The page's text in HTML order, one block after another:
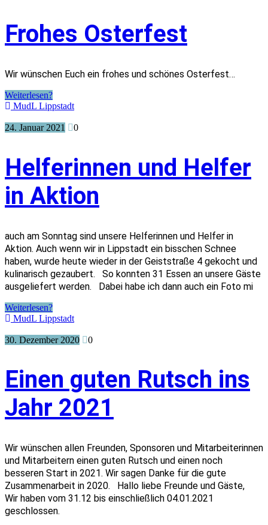
Frohes Osterfest
Wir wünschen Euch ein frohes und schönes Osterfest…
Weiterlesen?
MudL Lippstadt
24. Januar 2021 0
Helferinnen und Helfer
in Aktion
auch am Sonntag sind unsere Helferinnen und Helfer in
Aktion. Auch wenn wir in Lippstadt ein bisschen Schnee
haben, wurde heute wieder in der Geiststraße 4 gekocht und
kulinarisch gezaubert. So konnten 31 Essen an unsere Gäste
ausgeliefert werden. Dabei habe ich dann auch ein Foto mi
Weiterlesen?
MudL Lippstadt
30. Dezember 2020 0
Einen guten Rutsch ins
Jahr 2021
Wir wünschen allen Freunden, Sponsoren und Mitarbeiterinnen
und Mitarbeitern einen guten Rutsch und einen noch
besseren Start in 2021. Wir sagen Danke für die gute
Zusammenarbeit in 2020. Hallo liebe Freunde und Gäste,
Wir haben vom 31.12 bis einschließlich 04.01.2021
geschlossen.